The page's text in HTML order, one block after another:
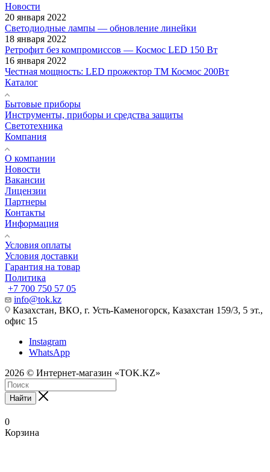
Новости
20 января 2022
Светодиодные лампы — обновление линейки
18 января 2022
Ретрофит без компромиссов — Космос LED 150 Вт
16 января 2022
Честная мощность: LED прожектор ТМ Космос 200Вт
Каталог
Бытовые приборы
Инструменты, приборы и средства защиты
Светотехника
Компания
О компании
Новости
Вакансии
Лицензии
Партнеры
Контакты
Информация
Условия оплаты
Условия доставки
Гарантия на товар
Политика
+7 700 750 57 05
info@tok.kz
Казахстан, ВКО, г. Усть-Каменогорск, Казахстан 159/3, 5 эт.,
офис 15
Instagram
WhatsApp
2026 © Интернет-магазин «TOK.KZ»
Найти
0
Корзина